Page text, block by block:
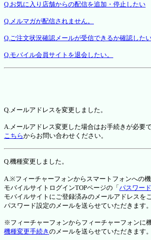
Q.お気に入り店舗からの配信を追加・停止したい
Q.メルマガが配信されません。
Q.ご注文状況確認メールが受信できるか確認したい
Q.モバイル会員サイトを退会したい。
Q.メールアドレスを変更しました。
A.メールアドレス変更した場合はお手続きが必要で
こちらからお問い合わせください。
Q.機種変更しました。
A.※フィーチャーフォンからスマートフォンへの
モバイルサイトログインTOPページの「 パスワー
モバイルサイトにご登録済みのメールアドレスを
パスワード設定のメールを送らせていただきます。
※フィーチャーフォンからフィーチャーフォンに
機種変更手続き のメールを送らせていただきます。